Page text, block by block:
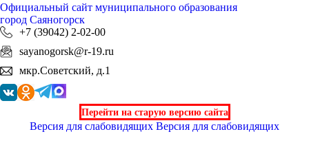
Официальный сайт муниципального образования
город Саяногорск
+7 (39042) 2-02-00
sayanogorsk@r-19.ru
мкр.Советский, д.1
Перейти на старую версию сайта
Версия для слабовидящих Версия для слабовидящих